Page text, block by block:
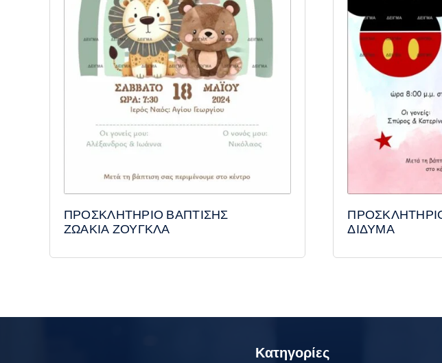
ΠΡΟΣΚΛΗΤΗΡΙΟ ΒΑΠΤΙΣΗΣ
ΖΩΑΚΙΑ ΖΟΥΓΚΛΑ
ΔΙΔΥΜΑ
Κατηγορίες